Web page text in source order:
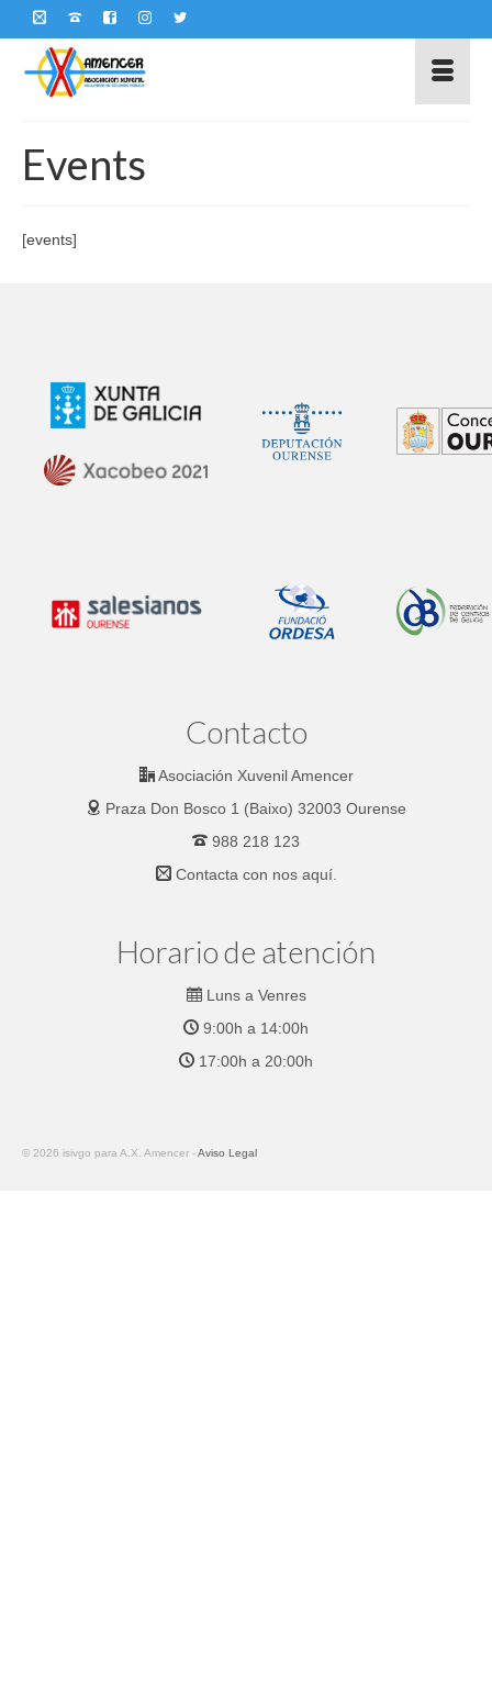
Events
[events]
Contacto
Asociación Xuvenil Amencer
Praza Don Bosco 1 (Baixo) 32003 Ourense
988 218 123
Contacta con nos aquí.
Horario de atención
Luns a Venres
9:00h a 14:00h
17:00h a 20:00h
© 2026 isivgo para A.X. Amencer -Aviso Legal